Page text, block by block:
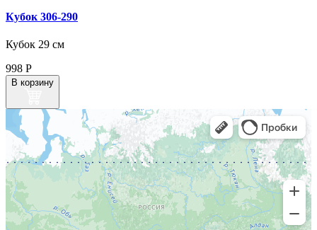
Кубок 306‑290
Кубок 29 см
998 Р
В корзину